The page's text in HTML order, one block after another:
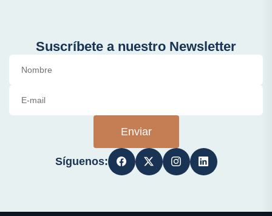
Suscríbete a nuestro Newsletter
Enviar
Síguenos: